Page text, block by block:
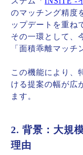
のマッチング精度
ップデートを重ね
その一環として、
「面積乖離マッチ
この機能により、
ける提案の幅が広
ます。
2. 背景：大規
理由